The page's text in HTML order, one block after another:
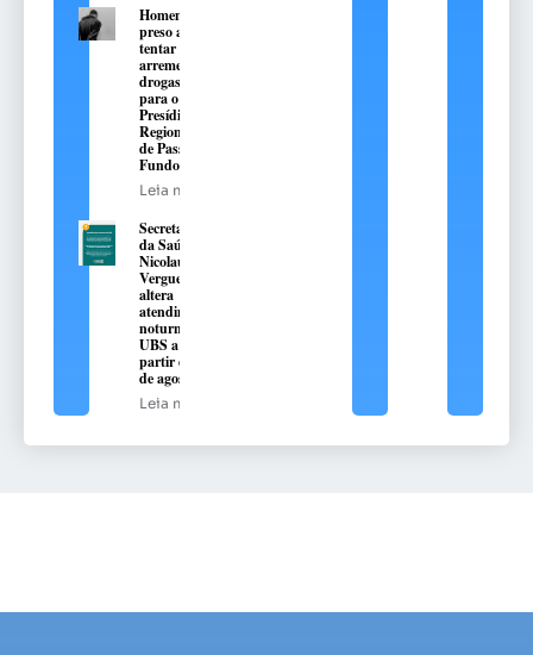
Homem é
preso ao
tentar
arremessar
drogas
para o
Presídio
Regional
de Passo
Fundo
Leia mais
Secretaria
da Saúde de
Nicolau
Vergueiro
altera
atendimento
noturno na
UBS a
partir de 10
de agosto
Leia mais